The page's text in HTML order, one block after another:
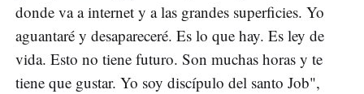
donde va a internet y a las grandes superficies. Yo
aguantaré y desapareceré. Es lo que hay. Es ley de
vida. Esto no tiene futuro. Son muchas horas y te
tiene que gustar. Yo soy discípulo del santo Job",